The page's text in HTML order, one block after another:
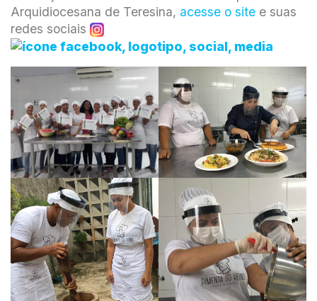
Arquidiocesana de Teresina, acesse o site e suas
redes sociais